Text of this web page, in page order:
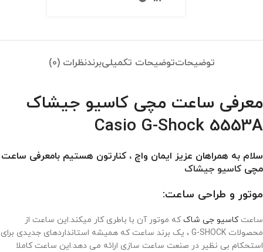
توضیحاتتوضیحات تکمیلیبرندنظرات (0)
معرفی ساعت مچی کاسیو جیشاک
Casio G-Shock 5553A
سلام به همراهان عزیز ایمان واچ ، کنارتون هستیم بامعرفی ساعت
مچی کاسیو جیشاک
موتور و طراحی ساعت:
ساعتکاسیو جی شاککه موتور آن با باطری کار میکند.این ساعت از
محصولات G-SHOCK ، یک برند ساعت که همیشه استانداردهای جدیدی برای
استحکام بی نظیر در صنعت ساعت سازی ارائه می دهد.این ساعت کاملا